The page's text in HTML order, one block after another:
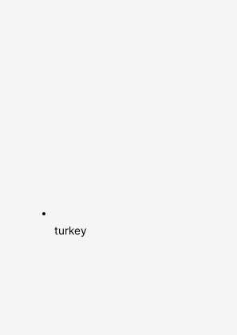
turkey